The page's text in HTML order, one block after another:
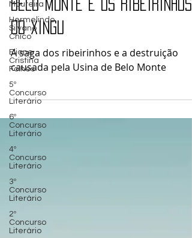
Moureira
Hermelindo
Silvano
Chico
Eliane
Cristina
Folhes
5º
Concurso
Literário
6º
Concurso
Literário
4º
Concurso
Literário
3º
Concurso
Literário
2º
Concurso
Literário
Belo Monte e os Ribeirinhos
do Xingu
A saga dos ribeirinhos e a destruição
causada pela Usina de Belo Monte